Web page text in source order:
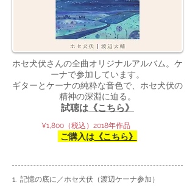
ホセ犬伏さんの全曲オリジナルアルバム。ケ
ーナで参加しています。
ギターとケーナの純粋な音色で、ホセ犬伏の
精神の深淵に迫る。
試聴は 《こちら》
¥1,800（税込）2018年作品
ご購入は《こちら》
1. 記憶の底に／ホセ犬伏（渡辺ケーナ参加）